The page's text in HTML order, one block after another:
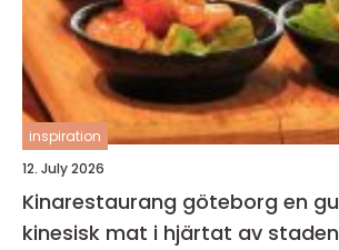
inspiration
12. July 2026
Kinarestaurang göteborg en guide till
kinesisk mat i hjärtat av staden